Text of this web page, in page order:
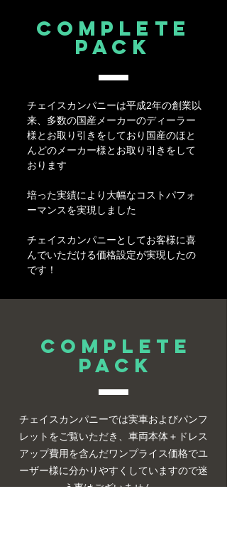
complete
​PACK
チェイスカンパニーは平成2年の創業以
来、多数の国産メーカーのディーラー
様とお取り引きをしており国産のほと
んどのメーカー様とお取り引きをして
おります
培った実績により大幅なコストパフォ
ーマンスを実現しました
チェイスカンパニーとしてお客様に喜
んでいただける価格設定が実現したの
です！
complete
PACK
チェイスカンパニーでは実車およびパンフ
レットをご覧いただき、車両本体＋ドレス
アップ費用を含んだワンプライス価格でユ
ーザー様に分かりやすくしていますので迷
う事はございません。